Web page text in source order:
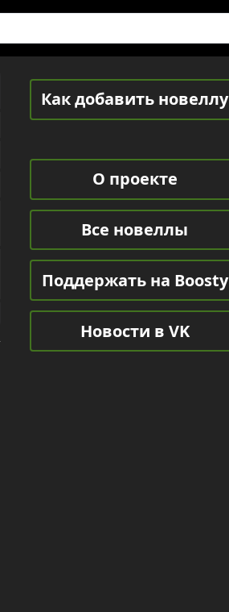
Как добавить новеллу
О проекте
Все новеллы
Поддержать на Boosty
Новости в VK